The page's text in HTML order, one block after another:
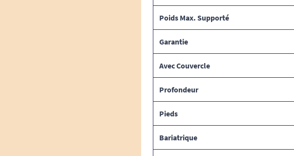
Poids Max. Supporté
Garantie
Avec Couvercle
Profondeur
Pieds
Bariatrique